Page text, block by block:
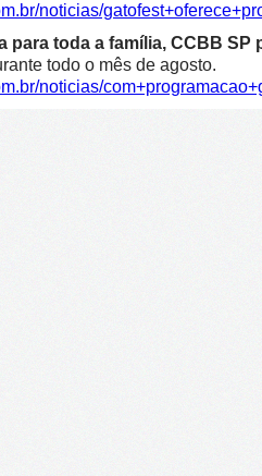
noticias/
para toda a família, CCBB
todo o mês de agosto.
noticias/